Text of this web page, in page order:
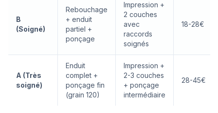
B
(Soigné)
Rebouchage
+ enduit
partiel +
ponçage
Impression +
2 couches
avec
raccords
soignés
18-28€
A (Très
soigné)
Enduit
complet +
ponçage fin
(grain 120)
Impression +
2-3 couches
+ ponçage
intermédiaire
28-45€